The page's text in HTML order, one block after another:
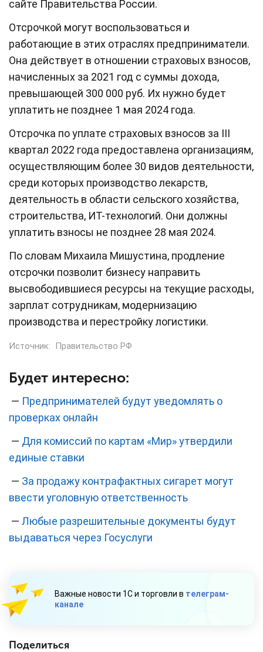
сайте Правительства России.
Отсрочкой могут воспользоваться и
работающие в этих отраслях предприниматели.
Она действует в отношении страховых взносов,
начисленных за 2021 год с суммы дохода,
превышающей 300 000 руб. Их нужно будет
уплатить не позднее 1 мая 2024 года.
Отсрочка по уплате страховых взносов за III
квартал 2022 года предоставлена организациям,
осуществляющим более 30 видов деятельности,
среди которых производство лекарств,
деятельность в области сельского хозяйства,
строительства, ИТ-технологий. Они должны
уплатить взносы не позднее 28 мая 2024.
По словам Михаила Мишустина, продление
отсрочки позволит бизнесу направить
высвободившиеся ресурсы на текущие расходы,
зарплат сотрудникам, модернизацию
производства и перестройку логистики.
Источник: Правительство РФ
Будет интересно:
— Предпринимателей будут уведомлять о
проверках онлайн
— Для комиссий по картам «Мир» утвердили
единые ставки
— За продажу контрафактных сигарет могут
ввести уголовную ответственность
— Любые разрешительные документы будут
выдаваться через Госуслуги
Важные новости 1С и торговли в телеграм-
канале
Поделиться